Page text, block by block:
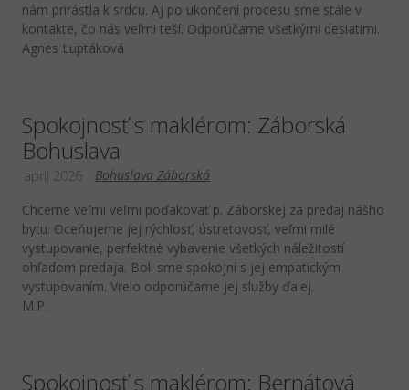
nám prirástla k srdcu. Aj po ukončení procesu sme stále v
kontakte, čo nás veľmi teší. Odporúčame všetkými desiatimi.
Agnes Luptáková
Spokojnosť s maklérom: Záborská
Bohuslava
Bohuslava Záborská
apríl 2026
Chceme veľmi veľmi poďakovať p. Záborskej za predaj nášho
bytu. Oceňujeme jej rýchlosť, ústretovosť, veľmi milé
vystupovanie, perfektné vybavenie všetkých náležitostí
ohľadom predaja. Boli sme spokojní s jej empatickým
vystupovaním. Vrelo odporúčame jej služby ďalej.
M.P.
Spokojnosť s maklérom: Bernátová